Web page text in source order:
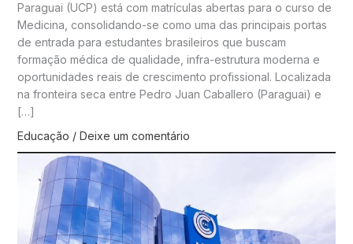
Paraguai (UCP) está com matrículas abertas para o curso de
Medicina, consolidando-se como uma das principais portas
de entrada para estudantes brasileiros que buscam
formação médica de qualidade, infra-estrutura moderna e
oportunidades reais de crescimento profissional. Localizada
na fronteira seca entre Pedro Juan Caballero (Paraguai) e
[…]
Educação / Deixe um comentário